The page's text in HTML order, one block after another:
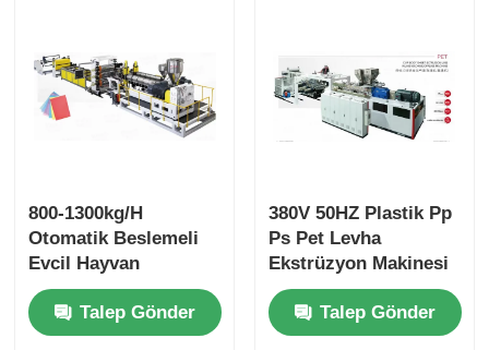
800-1300kg/H
Otomatik Beslemeli
Evcil Hayvan
Ekstrüzyon Levha
Hattı Bardak Levhası
İçin
Talep Gönder
380V 50HZ Plastik Pp
Ps Pet Levha
Ekstrüzyon Makinesi
3 Fazlı Çift Vidalı
EkstrüderTalep Gönder